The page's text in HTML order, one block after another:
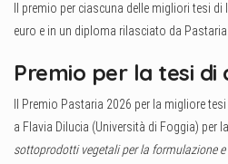
Il premio per ciascuna delle migliori tesi
euro e in un diploma rilasciato da Pastaria.
Premio per la tesi
Il Premio Pastaria 2026 per la migliore
a Flavia Dilucia (Università di Foggia) per
sottoprodotti vegetali per la formulazione